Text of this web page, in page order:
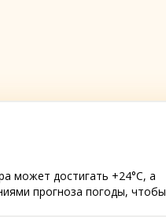
может достигать +24°C, а
прогноза погоды, чтобы